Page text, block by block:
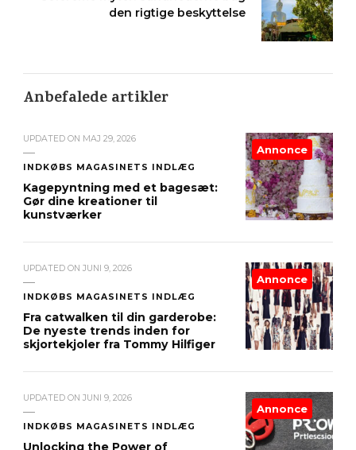
den rigtige beskyttelse
Anbefalede artikler
UPDATED ON MAJ 29, 2026
INDKØBS MAGASINETS INDLÆG
Kagepyntning med et bagesæt:
Gør dine kreationer til
kunstværker
Annonce
UPDATED ON JUNI 9, 2026
INDKØBS MAGASINETS INDLÆG
Fra catwalken til din garderobe:
De nyeste trends inden for
skjortekjoler fra Tommy Hilfiger
Annonce
UPDATED ON JUNI 9, 2026
INDKØBS MAGASINETS INDLÆG
Unlocking the Power of
Annonce